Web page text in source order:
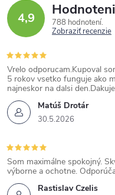
4,9
788 hodnotení
Zobraziť recenzie
Matúš Drotár
30.5.2026
Vrelo odporucam.Kupoval
5 rokov vsetko funguje ako
najneskor na dalsi
Rastislav Czelis
Som maximálne spokojný.
výborne a ochotne.